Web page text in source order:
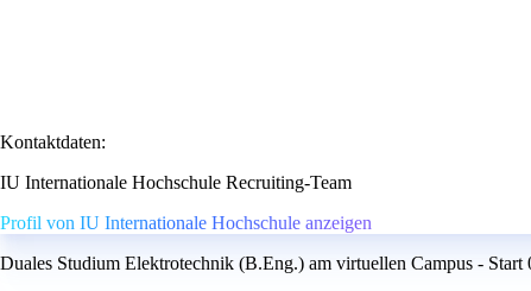
Kontaktdaten:
IU Internationale Hochschule Recruiting-Team
Profil von IU Internationale Hochschule anzeigen
Duales Studium Elektrotechnik (B.Eng.) am virtuellen Campus - Start